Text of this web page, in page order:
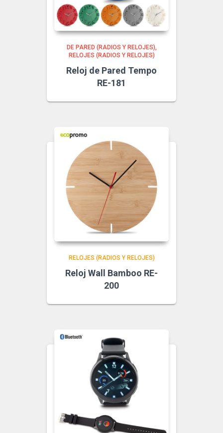
DE PARED (RADIOS Y RELOJES)
RELOJES (RADIOS Y RELOJES)
Reloj de Pared Tempo
RE-181
RELOJES (RADIOS Y RELOJES)
Reloj Wall Bamboo RE-
200